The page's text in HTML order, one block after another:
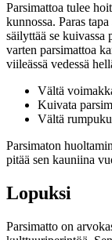
Parsimattoa tulee
kunnossa. Paras
säilyttää se kuivassa
varten parsimattoa
viileässä vedessä
Vältä
Kuivata
Vältä
Parsimaton
pitää sen kauniina
Lopuksi
Parsimatto on